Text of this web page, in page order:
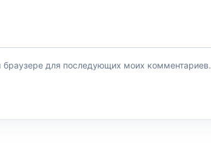
браузере для последующих моих комментариев.